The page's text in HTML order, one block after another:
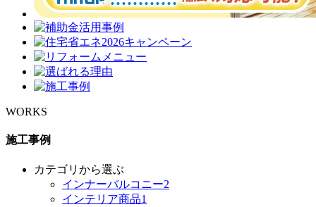
WORKS
施工事例
カテゴリから選ぶ
インナーバルコニー2
インテリア商品1